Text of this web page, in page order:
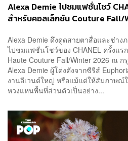
Alexa Demie ไปชมแฟชั่นโชว์
สำหรับคอลเล็กชัน Couture
Alexa Demie ดึงดูดสายตาสื่อและช่าง
ไปชมแฟชั่นโชว์ของ CHANEL ครั้งแร
Haute Couture Fall/Winter 2026 ณ
Alexa Demie ผู้โด่งดังจากซีรีส์
งานอีเวนต์ใหญ่ หรือแม้แต่ให้สัมภาษณ์
หวงแหนพื้นที่ส่วนตัวเป็นอย่าง...